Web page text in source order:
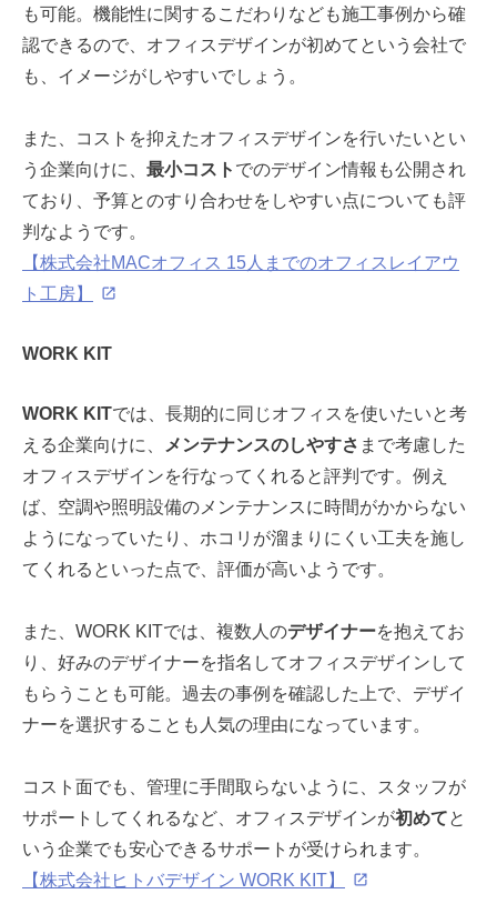
も可能。機能性に関するこだわりなども施工事例から確
認できるので、オフィスデザインが初めてという会社で
も、イメージがしやすいでしょう。
また、コストを抑えたオフィスデザインを行いたいとい
う企業向けに、 最小コスト でのデザイン情報も公開され
ており、予算とのすり合わせをしやすい点についても評
判なようです。
【株式会社MACオフィス 15人までのオフィスレイアウ
ト工房】
WORK KIT
WORK KITでは、長期的に同じオフィスを使いたいと考
える企業向けに、
メンテナンスのしやすさ まで考慮した
オフィスデザインを行なってくれると評判です。例え
ば、空調や照明設備のメンテナンスに時間がかからない
ようになっていたり、ホコリが溜まりにくい工夫を施し
てくれるといった点で、評価が高いようです。
また、WORK KITでは、複数人のデザイナーを抱えてお
り、好みのデザイナーを指名してオフィスデザインして
もらうことも可能。過去の事例を確認した上で、デザイ
ナーを選択することも人気の理由になっています。
コスト面でも、管理に手間取らないように、スタッフが
サポートしてくれるなど、オフィスデザインが初めてと
いう企業でも安心できるサポートが受けられます。
【株式会社ヒトバデザイン WORK KIT】